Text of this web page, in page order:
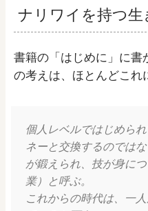
ナリワイを持つ生
書籍の「はじめに」に書
の考えは、ほとんどこれ
個人レベルではじめら
ネーと交換するのでは
が鍛えられ、技が身に
業）と呼ぶ。
これからの時代は、一